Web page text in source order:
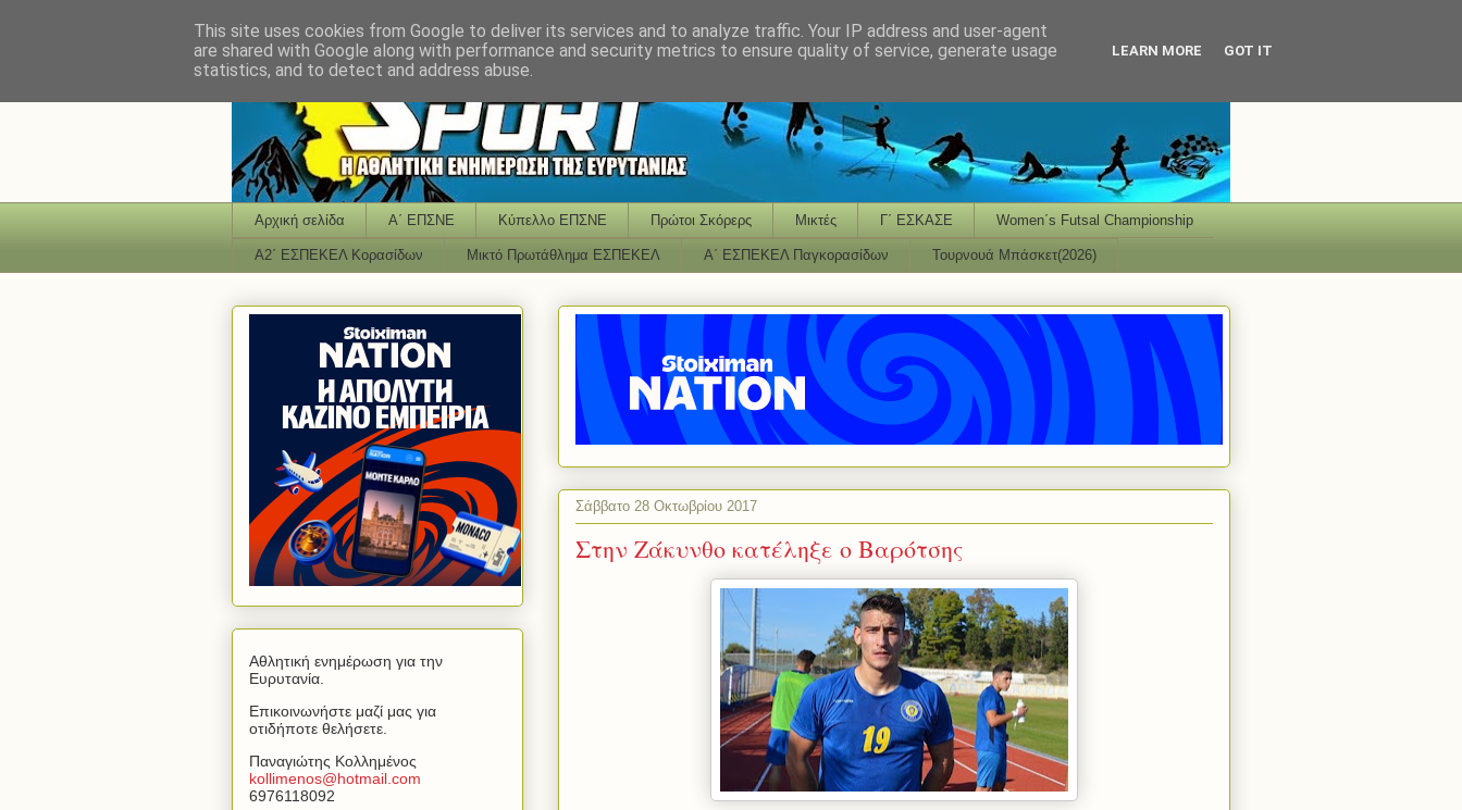
Αρχική σελίδα Α΄ ΕΠΣΝΕ Κύπελλο ΕΠΣΝΕ Πρώτοι Σκόρερς Μικτές Γ΄ ΕΣΚΑΣΕ Women΄s Futsal Championship
Α2΄ ΕΣΠΕΚΕΛ Κορασίδων Μικτό Πρωτάθλημα ΕΣΠΕΚΕΛ Α΄ ΕΣΠΕΚΕΛ Παγκορασίδων Τουρνουά Μπάσκετ(2026)
Σάββατο 28 Οκτωβρίου 2017
Στην Ζάκυνθο κατέληξε ο Βαρότσης
Αθλητική ενημέρωση για την
Ευρυτανία.
Επικοινωνήστε μαζί μας για
οτιδήποτε θελήσετε.
Παναγιώτης Κολλημένος
kollimenos@hotmail com
6976118092
This site uses cookies from Google to deliver its services and to analyze traffic. Your IP address and user-agent
are shared with Google along with performance and security metrics to ensure quality of service, generate usage
statistics, and to detect and address abuse.
LEARN MORE GOT IT